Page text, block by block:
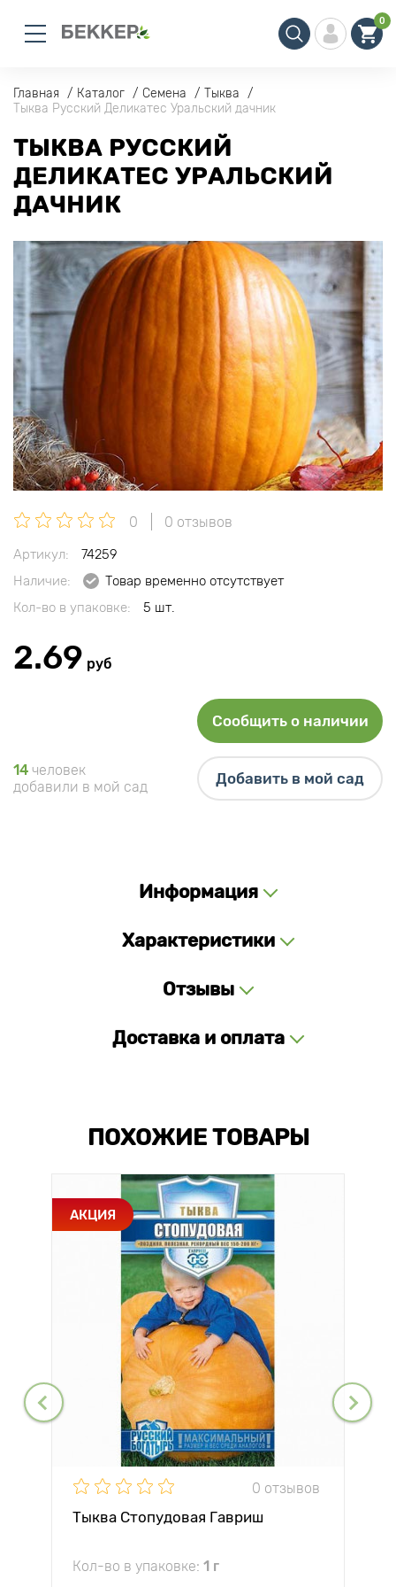
0
Главная Каталог Семена
Тыква
Тыква Русский Деликатес Уральский дачник
ТЫКВА РУССКИЙ
ДЕЛИКАТЕС УРАЛЬСКИЙ
ДАЧНИК
0 0 отзывов
Артикул:
74259
Наличие:
Товар временно отсутствует
Кол-во в упаковке:
5 шт.
2.69 руб
Сообщить о наличии
14 человек
добавили в мой сад
Добавить в мой сад
Информация
Характеристики
Отзывы
Доставка и оплата
ПОХОЖИЕ ТОВАРЫ
АКЦИЯ
0 отзывов
Тыква Стопудовая Гавриш
Кол-во в упаковке: 1 г